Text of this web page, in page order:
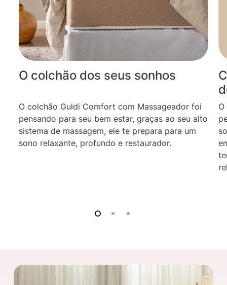
O colchão dos seus sonhos
O colchão Guldi Comfort com Massageador foi
pensando para seu bem estar, graças ao seu alto
sistema de massagem, ele te prepara para um
sono relaxante, profundo e restaurador.